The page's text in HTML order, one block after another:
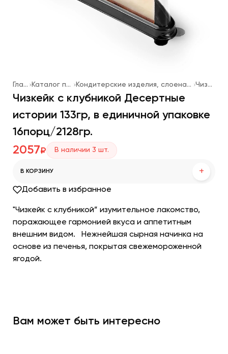
Главная Каталог продукции Кондитерские изделия, слоеная выпечка, мороженое Чизкейки
Чизкейк с клубникой Десертные
истории 133гр, в единичной упаковке
16порц/2128гр.
2057₽ В наличии 3 шт.
В КОРЗИНУ +
Добавить в избранное
"Чизкейк с клубникой” изумительное лакомство,
поражающее гармонией вкуса и аппетитным
внешним видом.⠀Нежнейшая сырная начинка на
основе из печенья, покрытая свежемороженной
ягодой.
Вам может быть интересно